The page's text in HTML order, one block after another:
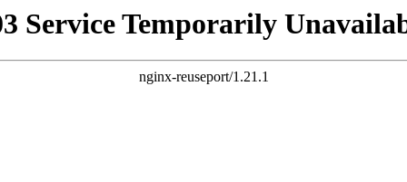
Service Temporarily
nginx-reuseport/1.21.1